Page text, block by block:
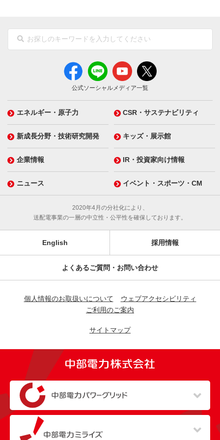
公式ソーシャルメディア一覧
エネルギー・原子力 CSR・サステナビリティ
新成長分野・技術研究開発 キッズ・展示館
企業情報 IR・投資家向け情報
ニュース イベント・スポーツ・CM
2020年4月の分社化により、
送配電事業の一層の中立性・公平性を確保しております。
English 採用情報
よくあるご質問・お問い合わせ
個人情報のお取扱いについて
ウェブアクセシビリティ
ご利用のご案内
サイトマップ
（新しいウィンドウを開きます）
（新しいウィンドウを開きます）